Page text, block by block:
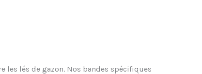
lés de gazon. Nos bandes spécifiques